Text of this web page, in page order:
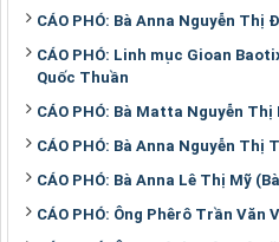
CÁO PHÓ: Bà Anna Nguyễn Thị
CÁO PHÓ: Linh mục Gioan
Quốc Thuần
CÁO PHÓ: Bà Matta Nguyễn Thị
CÁO PHÓ: Bà Anna Nguyễn Thị
CÁO PHÓ: Bà Anna Lê Thị Mỹ
CÁO PHÓ: Ông Phêrô Trần Văn